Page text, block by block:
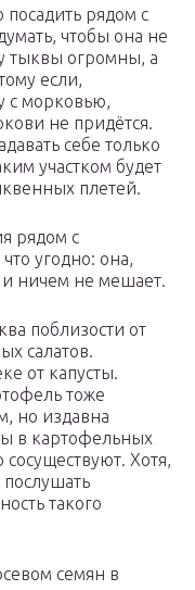
посадить рядом с
чтобы она не
тыквы огромны, а
если,
с морковью,
не придётся.
себе только
участком будет
плетей.
рядом с
угодно: она,
ничем не мешает.
поблизости от
салатов.
от капусты.
тоже
но издавна
в картофельных
Хотя,
такого
семян в